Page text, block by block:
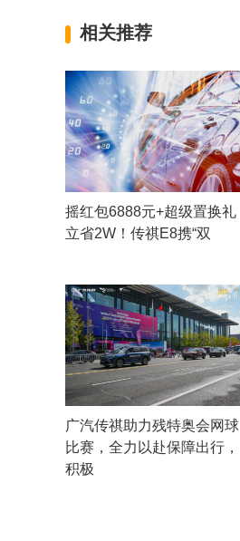
相关推荐
摇红包6888元+超级置换礼
立省2W！传祺E8携“双
广汽传祺助力残特奥会网球
比赛，全力以赴保障出行，
积极